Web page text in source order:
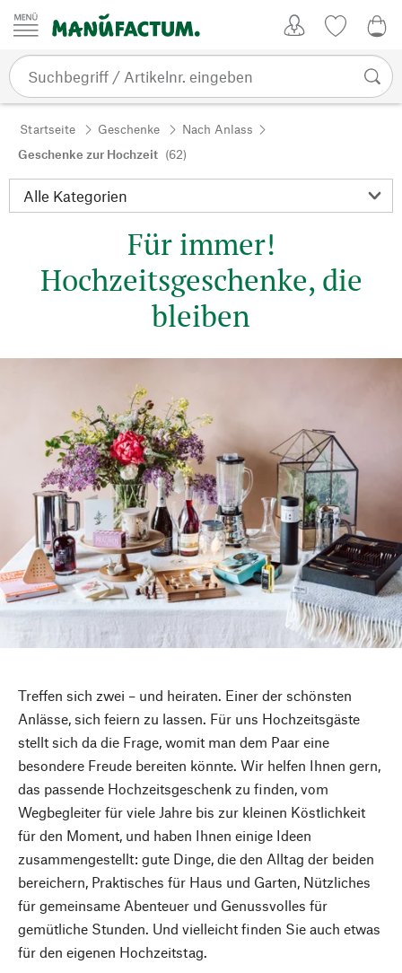
Zum Inhalt springen
Startseite Geschenke
Nach Anlass
Geschenke zur Hochzeit (62)
Für immer!
Hochzeitsgeschenke, die
bleiben
Treffen sich zwei – und heiraten. Einer der schönsten
Anlässe, sich feiern zu lassen. Für uns Hochzeitsgäste
stellt sich da die Frage, womit man dem Paar eine
besondere Freude bereiten könnte. Wir helfen Ihnen gern,
das passende Hochzeitsgeschenk zu finden, vom
Wegbegleiter für viele Jahre bis zur kleinen Köstlichkeit
für den Moment, und haben Ihnen einige Ideen
zusammengestellt: gute Dinge, die den Alltag der beiden
bereichern, Praktisches für Haus und Garten, Nützliches
für gemeinsame Abenteuer und Genussvolles für
gemütliche Stunden. Und vielleicht finden Sie auch etwas
für den eigenen Hochzeitstag.